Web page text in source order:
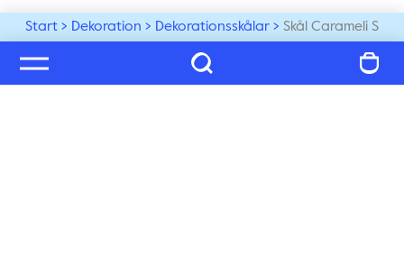
Start Dekoration Dekorationsskålar Skål Carameli S